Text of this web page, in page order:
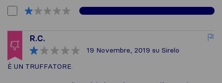
R.C.
19 Novembre, 2019 su Sirelo
È UN TRUFFATORE.